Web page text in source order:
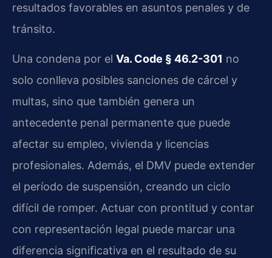
resultados favorables en asuntos penales y de
tránsito.
Una condena por el Va. Code § 46.2-301 no
solo conlleva posibles sanciones de cárcel y
multas, sino que también genera un
antecedente penal permanente que puede
afectar su empleo, vivienda y licencias
profesionales. Además, el DMV puede extender
el período de suspensión, creando un ciclo
difícil de romper. Actuar con prontitud y contar
con representación legal puede marcar una
diferencia significativa en el resultado de su